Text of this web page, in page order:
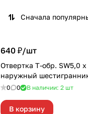
Сначала
640 ₽/шт
Отвертка T-обр. SW5,0
наружный
0 0 В наличии: 2 шт
В корзину